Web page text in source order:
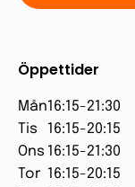
Öppettider
Mån16:15-21:30
Tis
16:15-20:15
Ons 16:15-21:30
Tor 16:15-20:15